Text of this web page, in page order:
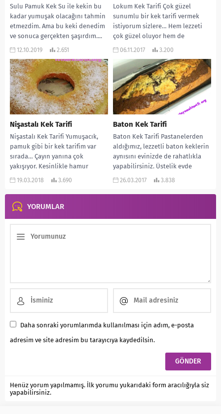
Sulu Pamuk Kek Su ile kekin bu
kadar yumuşak olacağını tahmin
etmezdim. Ama bu keki denedim
ve sonuca gerçekten şaşırdım....
12.10.2019 2.651
Lokum Kek Tarifi Çok güzel
sunumlu bir kek tarifi vermek
istiyorum sizlere… Hem lezzeti
çok güzel oluyor hem de
dediğim...
06.11.2017 3.200
Nişastalı Kek Tarifi
Nişastalı Kek Tarifi Yumuşacık,
pamuk gibi bir kek tarifim var
sırada… Çayın yanına çok
yakışıyor. Kesinlikle hamur
kalmıyor. Daha önce...
19.03.2018 3.690
Baton Kek Tarifi
Baton Kek Tarifi Pastanelerden
aldığımız, lezzetli baton keklerin
aynısını evinizde de rahatlıkla
yapabilirsiniz. Üstelik evde
kendiniz yaptığınız için de
26.03.2017 3.838
YORUMLAR
Daha sonraki yorumlarımda kullanılması için adım, e-posta
adresim ve site adresim bu tarayıcıya kaydedilsin.
Henüz yorum yapılmamış. İlk yorumu yukarıdaki form aracılığıyla siz
yapabilirsiniz.